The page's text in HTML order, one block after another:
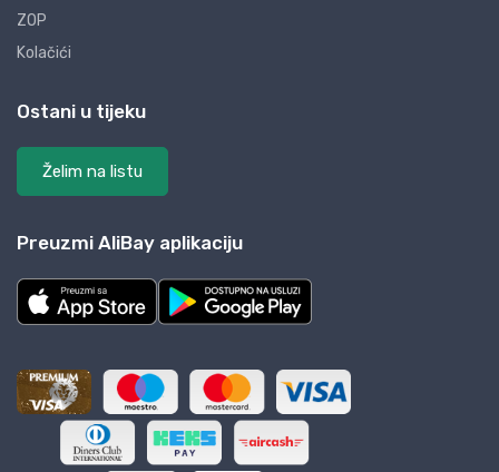
ZOP
Kolačići
Ostani u tijeku
Želim na listu
Preuzmi AliBay aplikaciju